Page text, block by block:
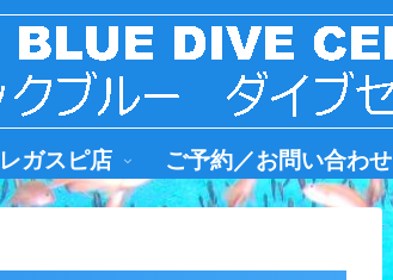
レガスピ店 ご予約／お問い合わせ